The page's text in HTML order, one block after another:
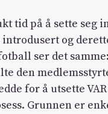
tid på å sette seg
introdusert og
ser det
den
for å utsette
Grunnen er